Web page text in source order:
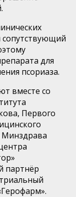
сопутствующий
для
псориаза.
вместе со
Первого
партнёр
Герофарм».